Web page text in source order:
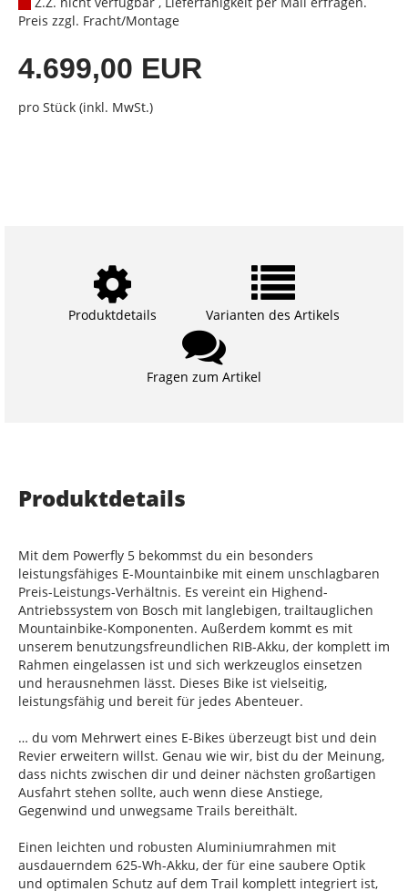
Preis zzgl. Fracht/Montage
4.699,00 EUR
pro Stück (inkl. MwSt.)
Produktdetails Varianten des Artikels
Fragen zum Artikel
Produktdetails
Mit dem Powerfly 5 bekommst du ein besonders
leistungsfähiges E-Mountainbike mit einem unschlagbaren
Preis-Leistungs-Verhältnis. Es vereint ein Highend-
Antriebssystem von Bosch mit langlebigen, trailtauglichen
Mountainbike-Komponenten. Außerdem kommt es mit
unserem benutzungsfreundlichen RIB-Akku, der komplett im
Rahmen eingelassen ist und sich werkzeuglos einsetzen
und herausnehmen lässt. Dieses Bike ist vielseitig,
leistungsfähig und bereit für jedes Abenteuer.
… du vom Mehrwert eines E-Bikes überzeugt bist und dein
Revier erweitern willst. Genau wie wir, bist du der Meinung,
dass nichts zwischen dir und deiner nächsten großartigen
Ausfahrt stehen sollte, auch wenn diese Anstiege,
Gegenwind und unwegsame Trails bereithält.
Einen leichten und robusten Aluminiumrahmen mit
ausdauerndem 625-Wh-Akku, der für eine saubere Optik
und optimalen Schutz auf dem Trail komplett integriert ist,